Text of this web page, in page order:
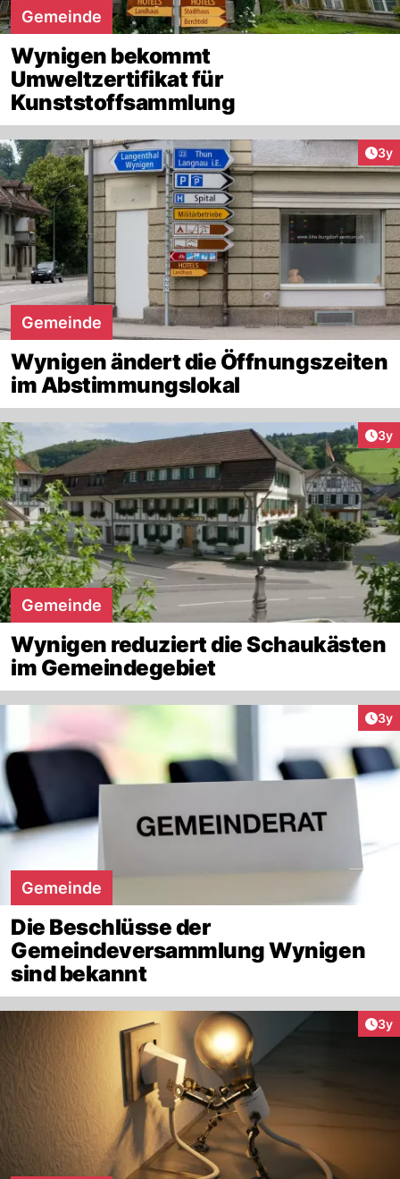
Gemeinde
Wynigen bekommt
Umweltzertifikat für
Kunststoffsammlung
3y
Gemeinde
Wynigen ändert die Öffnungszeiten
im Abstimmungslokal
3y
Gemeinde
Wynigen reduziert die Schaukästen
im Gemeindegebiet
3y
Gemeinde
Die Beschlüsse der
Gemeindeversammlung Wynigen
sind bekannt
3y